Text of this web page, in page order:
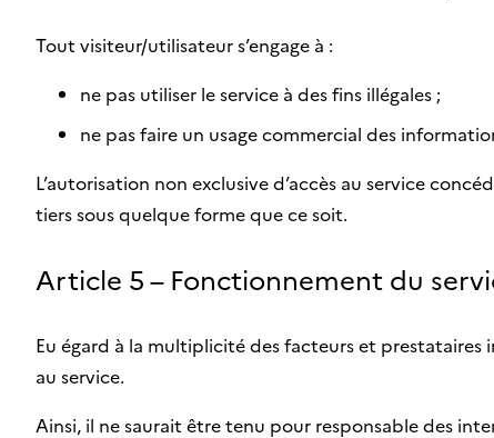
Tout visiteur/utilisateur s’engage à :
ne pas utiliser le service à des fins illégales ;
ne pas faire un usage commercial des
L’autorisation non exclusive d’accès au service
tiers sous quelque forme que ce soit.
Article 5 – Fonctionnement du
Eu égard à la multiplicité des facteurs et
au service.
Ainsi, il ne saurait être tenu pour responsable des